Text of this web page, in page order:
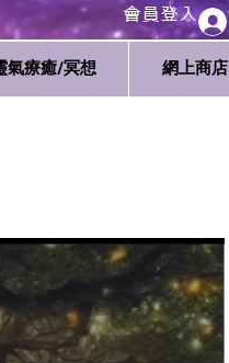
會員登入
氣療癒/冥想 網上商店